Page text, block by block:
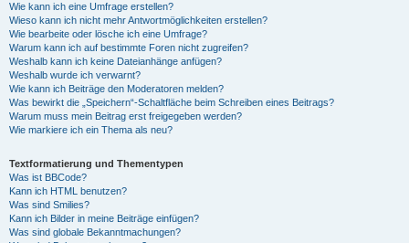
Wie kann ich eine Umfrage erstellen?
Wieso kann ich nicht mehr Antwortmöglichkeiten erstellen?
Wie bearbeite oder lösche ich eine Umfrage?
Warum kann ich auf bestimmte Foren nicht zugreifen?
Weshalb kann ich keine Dateianhänge anfügen?
Weshalb wurde ich verwarnt?
Wie kann ich Beiträge den Moderatoren melden?
Was bewirkt die „Speichern“-Schaltfläche beim Schreiben eines Beitrags?
Warum muss mein Beitrag erst freigegeben werden?
Wie markiere ich ein Thema als neu?
Textformatierung und Thementypen
Was ist BBCode?
Kann ich HTML benutzen?
Was sind Smilies?
Kann ich Bilder in meine Beiträge einfügen?
Was sind globale Bekanntmachungen?